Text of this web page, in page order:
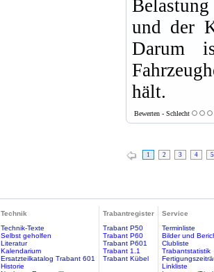
und der
Darum
hält.
Bewerten - Schlecht
1 2 3 4 5
Technik
Technik-Texte
Selbst geholfen
Literatur
Kalendarium
Ersatzteilkatalog Trabant 601
Historie
Trabantregister
Trabant P50
Trabant P60
Trabant P601
Trabant 1.1
Trabant Kübel
Service
Terminliste
Bilder und
Clubliste
Trabantstatistik
Linkliste